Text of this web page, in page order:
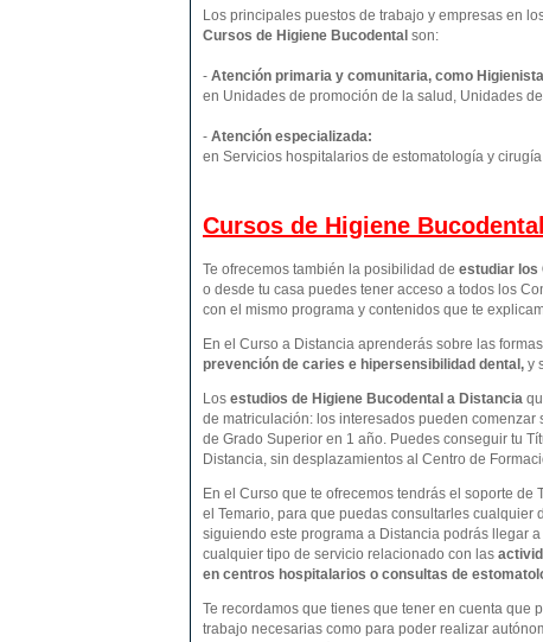
Los principales puestos de trabajo y empresas en
Cursos de Higiene Bucodental son:
- Atención primaria y comunitaria, como
en Unidades de promoción de la salud, Unidades
- Atención especializada:
en Servicios hospitalarios de estomatología y cirugía
Cursos de Higiene
Te ofrecemos también la posibilidad de estudiar los
o desde tu casa puedes tener acceso a todos los
con el mismo programa y contenidos que te
En el Curso a Distancia aprenderás sobre las
prevención de caries e hipersensibilidad dental, y
Los estudios de Higiene Bucodental a Distancia
de matriculación: los interesados pueden
de Grado Superior en 1 año. Puedes conseguir tu
Distancia, sin desplazamientos al Centro de
En el Curso que te ofrecemos tendrás el soporte
el Temario, para que puedas consultarles cualquier
siguiendo este programa a Distancia podrás llegar
cualquier tipo de servicio relacionado con las
en centros hospitalarios o consultas de
Te recordamos que tienes que tener en cuenta que
trabajo necesarias como para poder realizar